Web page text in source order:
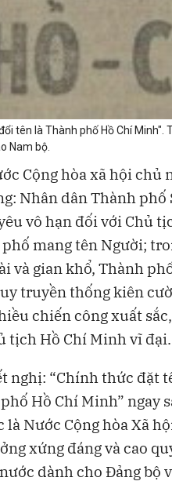
là Thành phố Hồ Chí Minh".
Nam bộ.
Cộng hòa xã hội chủ
Nhân dân Thành phố
vô hạn đối với Chủ
mang tên Người;
và gian khổ, Thành
truyền thống kiên
chiến công xuất
tịch Hồ Chí Minh vĩ đại.
nghị: “Chính thức đặt
Hồ Chí Minh” ngay
Nước Cộng hòa Xã
xứng đáng và cao
dành cho Đảng bộ